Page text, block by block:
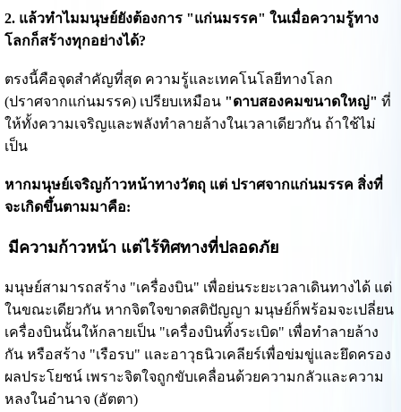
2. แล้วทำไมมนุษย์ยังต้องการ "แก่นมรรค" ในเมื่อความรู้ทาง
โลกก็สร้างทุกอย่างได้?
ตรงนี้คือจุดสำคัญที่สุด ความรู้และเทคโนโลยีทางโลก
(ปราศจากแก่นมรรค) เปรียบเหมือน "ดาบสองคมขนาดใหญ่" ที่
ให้ทั้งความเจริญและพลังทำลายล้างในเวลาเดียวกัน ถ้าใช้ไม่
เป็น
หากมนุษย์เจริญก้าวหน้าทางวัตถุ แต่ ปราศจากแก่นมรรค สิ่งที่
จะเกิดขึ้นตามมาคือ:
มีความก้าวหน้า แต่ไร้ทิศทางที่ปลอดภัย
มนุษย์สามารถสร้าง "เครื่องบิน" เพื่อย่นระยะเวลาเดินทางได้ แต่
ในขณะเดียวกัน หากจิตใจขาดสติปัญญา มนุษย์ก็พร้อมจะเปลี่ยน
เครื่องบินนั้นให้กลายเป็น "เครื่องบินทิ้งระเบิด" เพื่อทำลายล้าง
กัน หรือสร้าง "เรือรบ" และอาวุธนิวเคลียร์เพื่อข่มขู่และยึดครอง
ผลประโยชน์ เพราะจิตใจถูกขับเคลื่อนด้วยความกลัวและความ
หลงในอำนาจ (อัตตา)